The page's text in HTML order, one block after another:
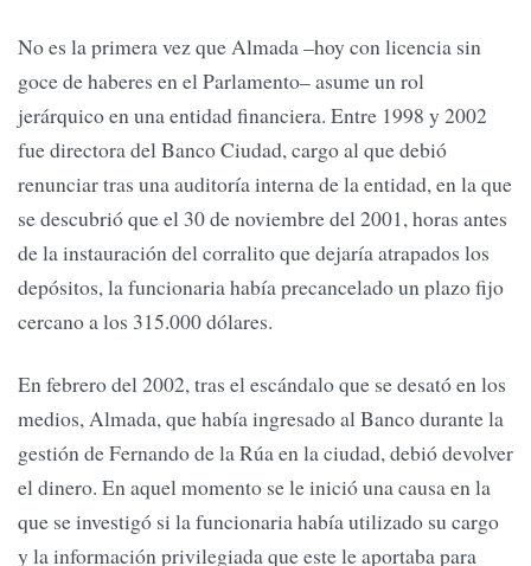
No es la primera vez que Almada –hoy con licencia sin
goce de haberes en el Parlamento– asume un rol
jerárquico en una entidad financiera. Entre 1998 y 2002
fue directora del Banco Ciudad, cargo al que debió
renunciar tras una auditoría interna de la entidad, en la que
se descubrió que el 30 de noviembre del 2001, horas antes
de la instauración del corralito que dejaría atrapados los
depósitos, la funcionaria había precancelado un plazo fijo
cercano a los 315.000 dólares.
En febrero del 2002, tras el escándalo que se desató en los
medios, Almada, que había ingresado al Banco durante la
gestión de Fernando de la Rúa en la ciudad, debió devolver
el dinero. En aquel momento se le inició una causa en la
que se investigó si la funcionaria había utilizado su cargo
y la información privilegiada que este le aportaba para